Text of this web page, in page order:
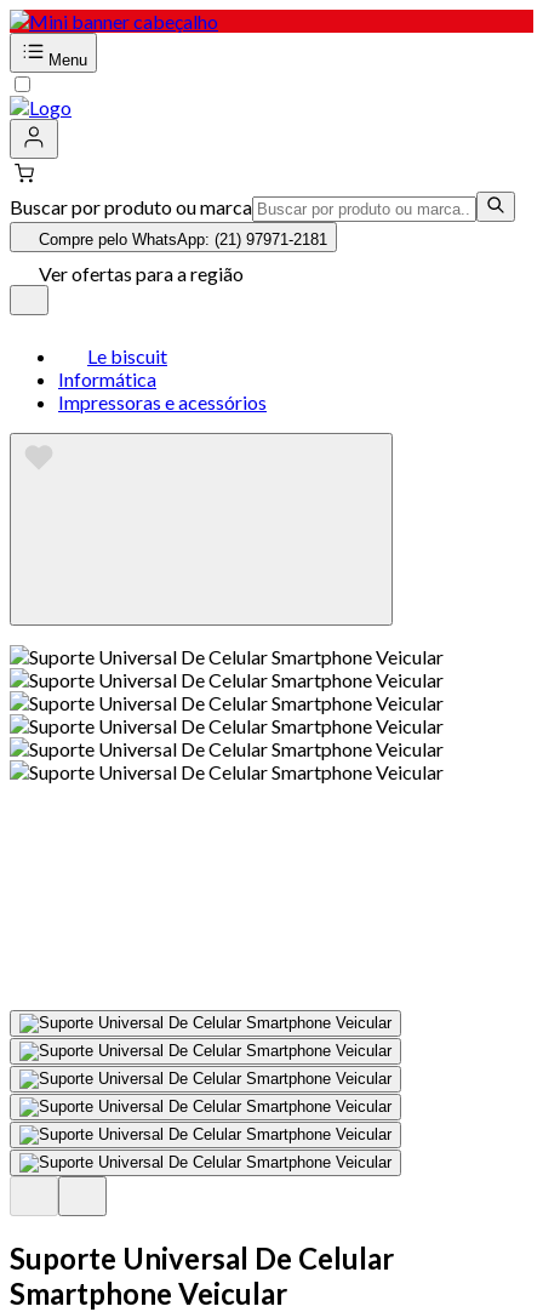
Menu
Buscar por produto ou marca
Compre pelo WhatsApp: (21) 97971-2181
Ver ofertas para a região
Le biscuit
Informática
Impressoras e acessórios
Suporte Universal De Celular
Smartphone Veicular